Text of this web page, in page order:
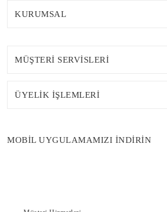
KURUMSAL
MÜŞTERİ SERVİSLERİ
ÜYELİK İŞLEMLERİ
MOBİL UYGULAMAMIZI İNDİRİN